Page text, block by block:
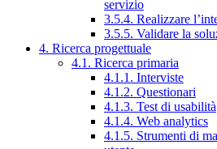
servizio
3.5.4. Realizzare
3.5.5. Validare la
4. Ricerca progettuale
4.1. Ricerca primaria
4.1.1. Interviste
4.1.2. Questionari
4.1.3. Test di usabilità
4.1.4. Web analytics
4.1.5. Strumenti di